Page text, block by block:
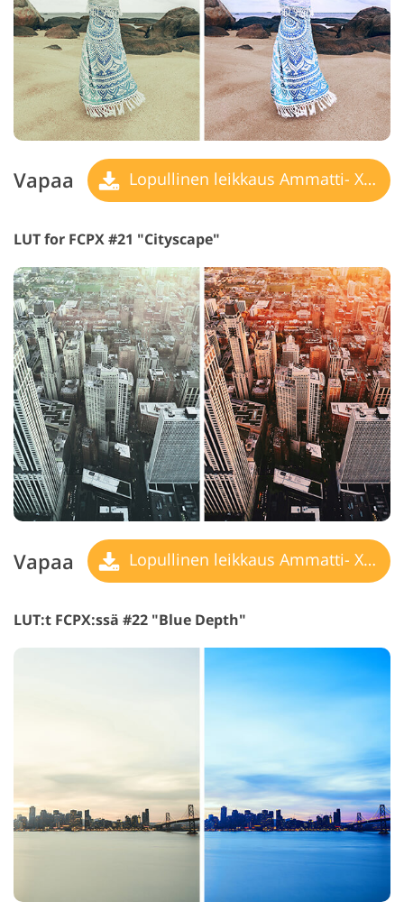
Vapaa Lopullinen leikkaus Ammatti- X LUT
LUT for FCPX #21 "Cityscape"
Vapaa Lopullinen leikkaus Ammatti- X LUT
LUT:t FCPX:ssä #22 "Blue Depth"